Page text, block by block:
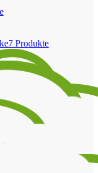
7 Produkte